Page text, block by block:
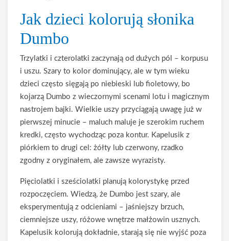
Jak dzieci kolorują słonika
Dumbo
Trzylatki i czterolatki zaczynają od dużych pól – korpusu
i uszu. Szary to kolor dominujący, ale w tym wieku
dzieci często sięgają po niebieski lub fioletowy, bo
kojarzą Dumbo z wieczornymi scenami lotu i magicznym
nastrojem bajki. Wielkie uszy przyciągają uwagę już w
pierwszej minucie – maluch maluje je szerokim ruchem
kredki, często wychodząc poza kontur. Kapelusik z
piórkiem to drugi cel: żółty lub czerwony, rzadko
zgodny z oryginałem, ale zawsze wyrazisty.
Pięciolatki i sześciolatki planują kolorystykę przed
rozpoczęciem. Wiedzą, że Dumbo jest szary, ale
eksperymentują z odcieniami – jaśniejszy brzuch,
ciemniejsze uszy, różowe wnętrze małżowin usznych.
Kapelusik kolorują dokładnie, starają się nie wyjść poza